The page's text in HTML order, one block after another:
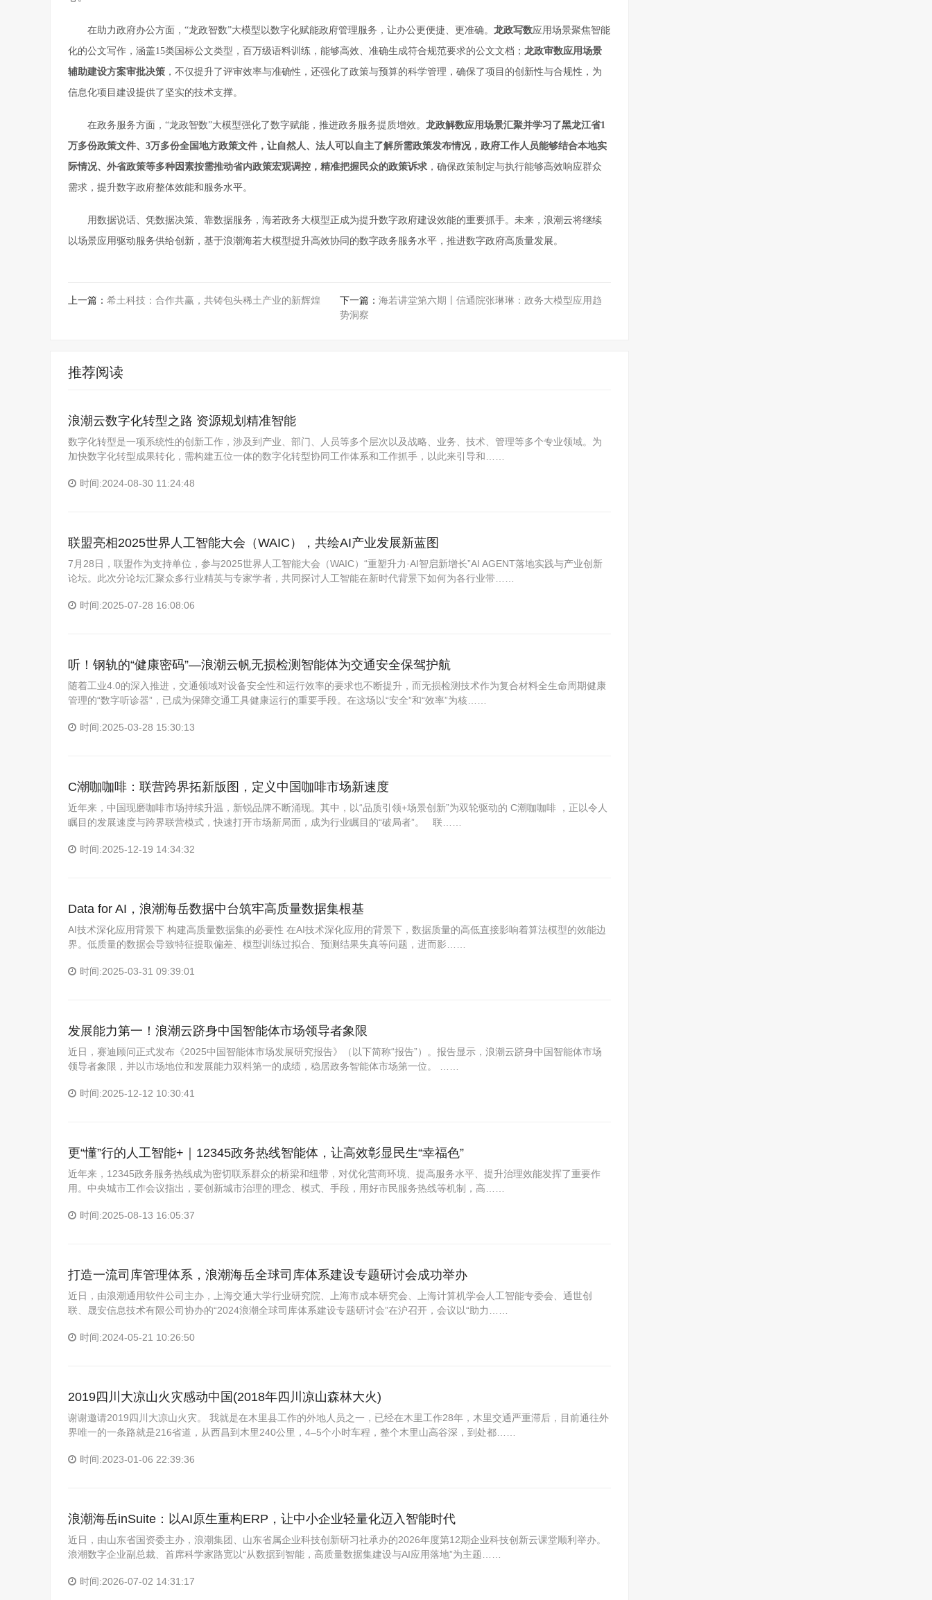
在助力政府办公方面，“龙政智数”大模型以数字化赋能政府管理服务，让办公更便捷、更准确。 龙政写数应用场景聚焦智能
化的公文写作，涵盖15类国标公文类型，百万级语料训练，能够高效、准确生成符合规范要求的公文文档； 龙政审数应用场景
辅助建设方案审批决策 ，不仅提升了评审效率与准确性，还强化了政策与预算的科学管理，确保了项目的创新性与合规性，为
信息化项目建设提供了坚实的技术支撑。
在政务服务方面，“龙政智数”大模型强化了数字赋能，推进政务服务提质增效。 龙政解数应用场景汇聚并学习了黑龙江省1
万多份政策文件、 3万多份全国地方政策文件，让自然人、法人可以自主了解所需政策发布情况， 政府工作人员能够结合本地实
际情况、外省政策等多种因素按需推动省内政策宏观调控 ， 精准把握民众的政策诉求 ，确保政策制定与执行能够高效响应群众
需求，提升数字政府整体效能和服务水平。
用数据说话、凭数据决策、靠数据服务，海若政务大模型正成为提升数字政府建设效能的重要抓手。未来，浪潮云将继续
以场景应用驱动服务供给创新，基于浪潮海若大模型提升高效协同的数字政务服务水平，推进数字政府高质量发展。
上一篇： 希土科技：合作共赢，共铸包头稀土产业的新辉煌 下一篇： 海若讲堂第六期丨信通院张琳琳：政务大模型应用趋
势洞察
推荐阅读
浪潮云数字化转型之路 资源规划精准智能
数字化转型是一项系统性的创新工作，涉及到产业、部门、人员等多个层次以及战略、业务、技术、管理等多个专业领域。为
加快数字化转型成果转化，需构建五位一体的数字化转型协同工作体系和工作抓手，以此来引导和……
时间:2024-08-30 11:24:48
联盟亮相2025世界人工智能大会（WAIC），共绘AI产业发展新蓝图
7月28日，联盟作为支持单位，参与2025世界人工智能大会（WAIC）“重塑升力·AI智启新增长”AI AGENT落地实践与产业创新
论坛。此次分论坛汇聚众多行业精英与专家学者，共同探讨人工智能在新时代背景下如何为各行业带……
时间:2025-07-28 16:08:06
听！钢轨的“健康密码”—浪潮云帆无损检测智能体为交通安全保驾护航
随着工业4.0的深入推进，交通领域对设备安全性和运行效率的要求也不断提升，而无损检测技术作为复合材料全生命周期健康
管理的“数字听诊器”，已成为保障交通工具健康运行的重要手段。在这场以“安全”和“效率”为核……
时间:2025-03-28 15:30:13
C潮咖咖啡：联营跨界拓新版图，定义中国咖啡市场新速度
近年来，中国现磨咖啡市场持续升温，新锐品牌不断涌现。其中，以“品质引领+场景创新”为双轮驱动的 C潮咖咖啡 ，正以令人
瞩目的发展速度与跨界联营模式，快速打开市场新局面，成为行业瞩目的“破局者”。 联……
时间:2025-12-19 14:34:32
Data for AI，浪潮海岳数据中台筑牢高质量数据集根基
AI技术深化应用背景下 构建高质量数据集的必要性 在AI技术深化应用的背景下，数据质量的高低直接影响着算法模型的效能边
界。低质量的数据会导致特征提取偏差、模型训练过拟合、预测结果失真等问题，进而影……
时间:2025-03-31 09:39:01
发展能力第一！浪潮云跻身中国智能体市场领导者象限
近日，赛迪顾问正式发布《2025中国智能体市场发展研究报告》（以下简称“报告”）。报告显示，浪潮云跻身中国智能体市场
领导者象限，并以市场地位和发展能力双料第一的成绩，稳居政务智能体市场第一位。 ……
时间:2025-12-12 10:30:41
更“懂”行的人工智能+｜12345政务热线智能体，让高效彰显民生“幸福色”
近年来，12345政务服务热线成为密切联系群众的桥梁和纽带，对优化营商环境、提高服务水平、提升治理效能发挥了重要作
用。中央城市工作会议指出，要创新城市治理的理念、模式、手段，用好市民服务热线等机制，高……
时间:2025-08-13 16:05:37
打造一流司库管理体系，浪潮海岳全球司库体系建设专题研讨会成功举办
近日，由浪潮通用软件公司主办，上海交通大学行业研究院、上海市成本研究会、上海计算机学会人工智能专委会、通世创
联、晟安信息技术有限公司协办的“2024浪潮全球司库体系建设专题研讨会”在沪召开，会议以“助力……
时间:2024-05-21 10:26:50
2019四川大凉山火灾感动中国(2018年四川凉山森林大火)
谢谢邀请2019四川大凉山火灾。 我就是在木里县工作的外地人员之一，已经在木里工作28年，木里交通严重滞后，目前通往外
界唯一的一条路就是216省道，从西昌到木里240公里，4–5个小时车程，整个木里山高谷深，到处都……
时间:2023-01-06 22:39:36
浪潮海岳inSuite：以AI原生重构ERP，让中小企业轻量化迈入智能时代
近日，由山东省国资委主办，浪潮集团、山东省属企业科技创新研习社承办的2026年度第12期企业科技创新云课堂顺利举办。
浪潮数字企业副总裁、首席科学家路宽以“从数据到智能，高质量数据集建设与AI应用落地”为主题……
时间:2026-07-02 14:31:17